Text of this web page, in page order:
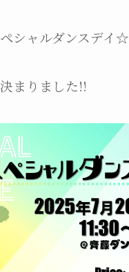
シャルダンスデイ☆
まりました!!